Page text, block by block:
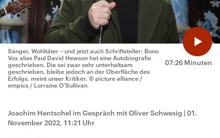
07:26 Minuten
Sänger, Wohltäter – und jetzt auch Schriftsteller: Bono
Vox alias Paul David Hewson hat eine Autobiografie
geschrieben. Die sei zwar sehr unterhaltsam
geschrieben, bleibe jedoch an der Oberfläche des
Erfolgs, meint unser Kritiker. © picture alliance /
empics / Lorraine O'Sullivan
Joachim Hentschel im Gespräch mit Oliver Schwesig | 01.
November 2022, 11:21 Uhr